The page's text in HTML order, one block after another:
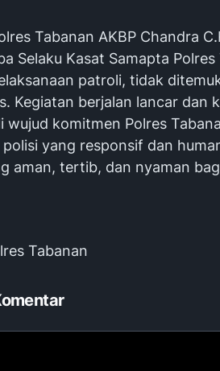
Tabanan AKBP Chandra
Selaku Kasat Samapta
patroli, tidak
Kegiatan berjalan lancar dan
wujud komitmen Polres
yang responsif dan
aman, tertib, dan nyaman
Tabanan